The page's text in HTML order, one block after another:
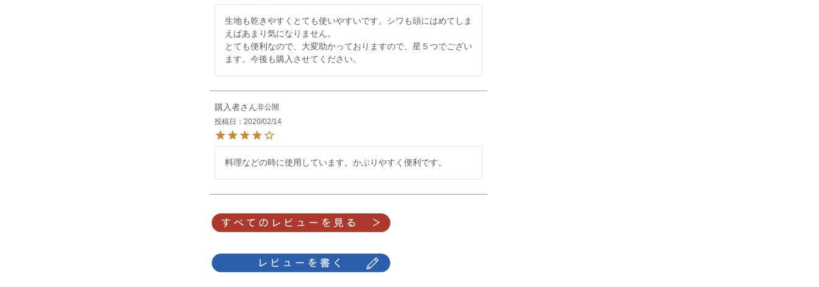
生地も乾きやすくとても使いやすいです。シワも頭にはめてしま
えばあまり気になりません。
とても便利なので、大変助かっておりますので、星５つでござい
ます。今後も購入させてください。
購入者
非公開
投稿日
2020/02/14
料理などの時に使用しています。かぶりやすく便利です。